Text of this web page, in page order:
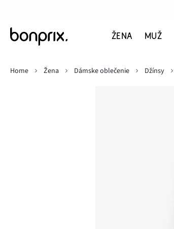
ŽENA MUŽ
Home
Žena Dámske oblečenie Džínsy